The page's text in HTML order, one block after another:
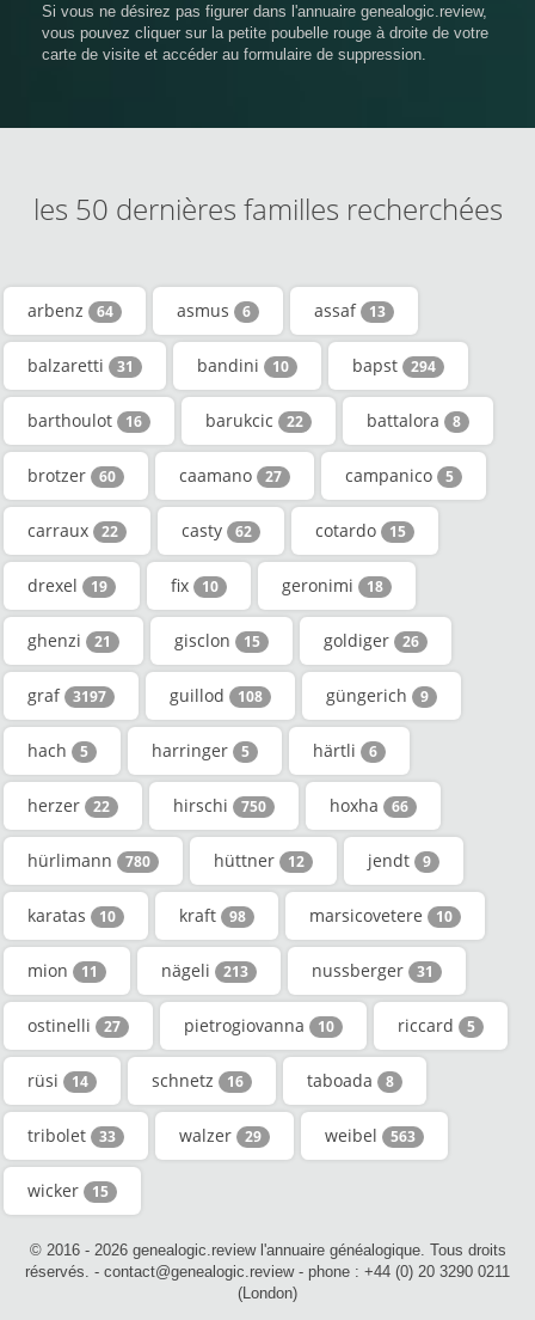
Si vous ne désirez pas figurer dans l'annuaire genealogic.review,
vous pouvez cliquer sur la petite poubelle rouge à droite de votre
carte de visite et accéder au formulaire de suppression.
les 50 dernières familles recherchées
arbenz 64 asmus 6 assaf 13
balzaretti 31 bandini 10 bapst 294
barthoulot 16 barukcic 22 battalora 8
brotzer 60 caamano 27 campanico 5
carraux 22 casty 62 cotardo 15
drexel 19 fix 10 geronimi 18
ghenzi 21 gisclon 15 goldiger 26
graf 3197 guillod 108 güngerich 9
hach 5 harringer 5 härtli 6
herzer 22 hirschi 750 hoxha 66
hürlimann 780 hüttner 12 jendt 9
karatas 10 kraft 98 marsicovetere 10
mion 11 nägeli 213 nussberger 31
ostinelli 27 pietrogiovanna 10 riccard 5
rüsi 14 schnetz 16 taboada 8
tribolet 33 walzer 29 weibel 563
wicker 15
© 2016 - 2026 genealogic.review l'annuaire généalogique. Tous droits
réservés. - contact@genealogic.review - phone : +44 (0) 20 3290 0211
(London)